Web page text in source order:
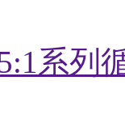
系列